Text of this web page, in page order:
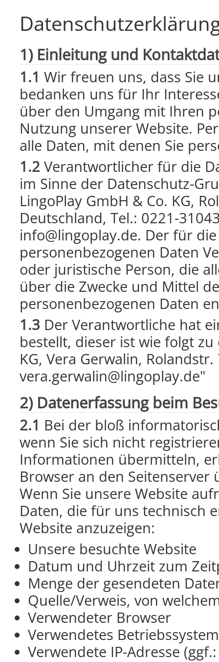
1) Einleitung und
1.1 Wir freuen uns, dass Sie
bedanken uns für Ihr
über den Umgang mit Ihren
Nutzung unserer Website.
alle Daten, mit denen Sie
1.2Verantwortlicher für die
im Sinne der Datenschutz-
LingoPlay GmbH & Co. KG,
Deutschland, Tel.: 0221-
info@lingoplay.de. Der für
personenbezogenen Daten
oder juristische Person, die
über die Zwecke und Mittel
personenbezogenen Daten
1.3 Der Verantwortliche hat
bestellt, dieser ist wie folgt
KG, Vera Gerwalin,
vera.gerwalin@lingoplay.de"
2) Datenerfassung beim
2.1 Bei der bloß
wenn Sie sich nicht
Informationen übermitteln,
Browser an den Seitenserver
Wenn Sie unsere Website
Daten, die für uns technisch
Website anzuzeigen:
Unsere besuchte Website
Datum und Uhrzeit zum
Menge der gesendeten
Quelle/Verweis, von
Verwendeter Browser
Verwendetes Betriebssystem
Verwendete IP-Adresse